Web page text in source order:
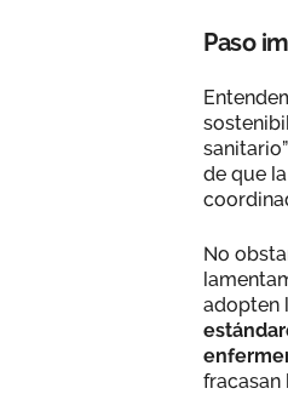
Paso
de que
No
adopten
fracasan